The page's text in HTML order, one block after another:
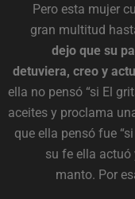
Pero esta mujer
gran multitud
dejo que su
detuviera, creo y
ella no pensó “si El
aceites y proclama
que ella pensó fue
su fe ella actuó
manto. Por